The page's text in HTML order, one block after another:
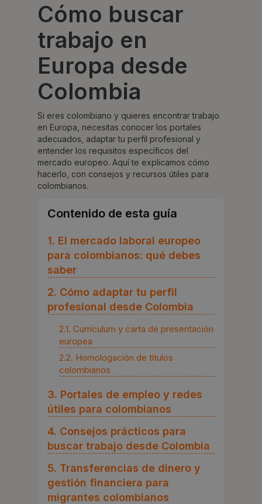
Cómo buscar
trabajo en
Europa desde
Colombia
Si eres colombiano y quieres encontrar trabajo
en Europa, necesitas conocer los portales
adecuados, adaptar tu perfil profesional y
entender los requisitos específicos del
mercado europeo. Aquí te explicamos cómo
hacerlo, con consejos y recursos útiles para
colombianos.
Contenido de esta guía
1. El mercado laboral europeo
para colombianos: qué debes
saber
2. Cómo adaptar tu perfil
profesional desde Colombia
2.1. Currículum y carta de presentación
europea
2.2. Homologación de títulos
colombianos
3. Portales de empleo y redes
útiles para colombianos
4. Consejos prácticos para
buscar trabajo desde Colombia
5. Transferencias de dinero y
gestión financiera para
migrantes colombianos